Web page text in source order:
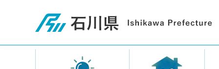
石川県